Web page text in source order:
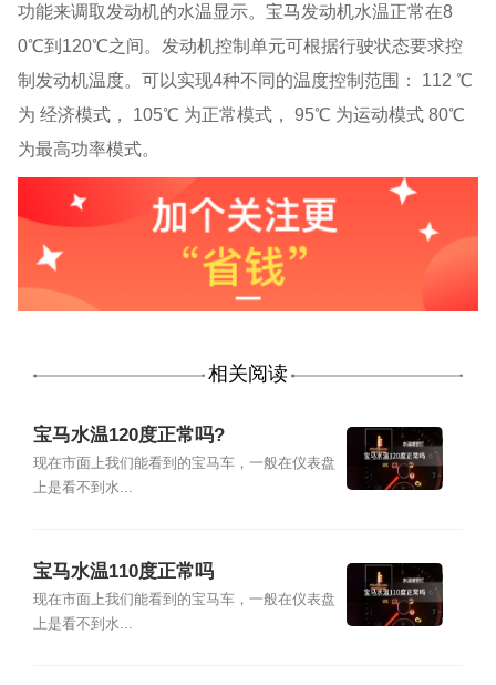
功能来调取发动机的水温显示。宝马发动机水温正常在8
0℃到 120℃之间。发动机控制单元可根据行驶状态要求控
制发动机温度。可以实现4种不同的温度控制范围： 112 ℃
为 经济模式，
105℃ 为正常模式， 95℃ 为运动模式 80℃
为最高功率模式。
相关阅读
宝马水温120度正常吗?
现在市面上我们能看到的宝马车，一般在仪表盘
上是看不到水...
宝马水温110度正常吗
现在市面上我们能看到的宝马车，一般在仪表盘
上是看不到水...